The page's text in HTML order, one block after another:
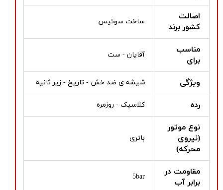
اصالت
کشور برند
ساخت سوئیس
مناسب
برای
آقایان - ست
ویژگی شیشه ی ضد خش - تاریخ - زیر ثانیه
رده کلاسیک - روزمره
نوع موتور
(نیروی
محرکه)
باتری
مقاومت در
برابر آب
5bar